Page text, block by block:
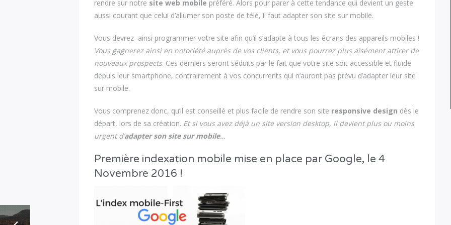
rendre sur notre site web mobile préféré. Alors pour parer à cette tendance qui devient un geste
aussi courant que celui d’allumer son poste de télé, il faut adapter son site sur mobile.
Vous devrez ainsi programmer votre site afin qu’il s’adapte à tous les écrans des appareils mobiles !
Vous gagnerez ainsi en notoriété auprès de vos clients, et vous pourrez plus aisément attirer de
nouveaux prospects. Ces derniers seront séduits par le fait que votre site soit accessible et fluide
depuis leur smartphone, contrairement à vos concurrents qui n’auront pas prévu d’adapter leur site
sur mobile.
Vous comprenez donc, qu’il est conseillé et plus facile de rendre son site responsive design dès le
départ, lors de sa création. Et si vous avez déjà un site version desktop, il devient plus ou moins
urgent d’adapter son site sur mobile…
Première indexation mobile mise en place par Google, le 4
Novembre 2016 !